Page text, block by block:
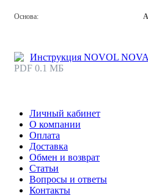
Основа:
Инструкция NOVOL
PDF 0.1 МБ
Личный кабинет
О компании
Оплата
Доставка
Обмен и возврат
Статьи
Вопросы и ответы
Контакты